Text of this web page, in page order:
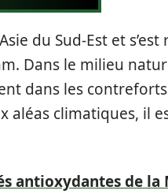
du Sud-Est et
Dans le milieu
dans les contreforts
aléas climatiques, il
antioxydantes de la